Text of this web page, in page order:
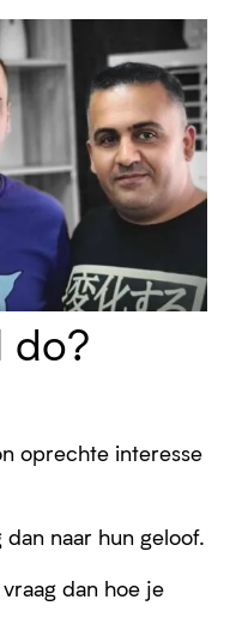
do?
oprechte interesse
dan naar hun geloof.
dan hoe je